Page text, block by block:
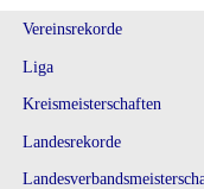
Vereinsrekorde
Liga
Kreismeisterschaften
Landesrekorde